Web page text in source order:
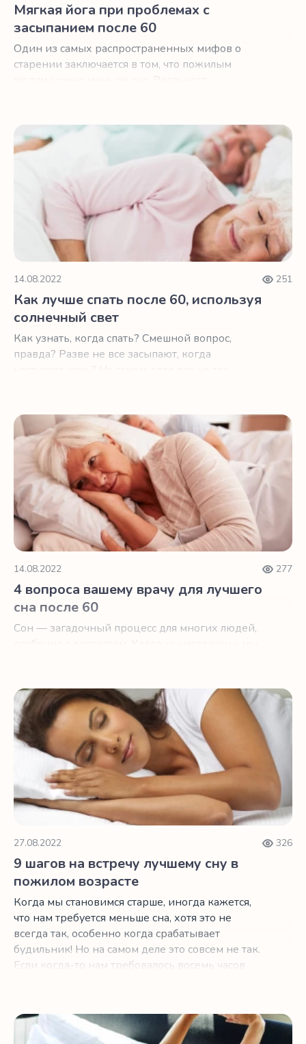
Мягкая йога при проблемах с
засыпанием после 60
Один из самых распространенных мифов о
старении заключается в том, что пожилым
Как лучше спать после 60, используя солнечный свет
14.08.2022 251
Как лучше спать после 60, используя
солнечный свет
Как узнать, когда спать? Смешной вопрос,
правда? Разве не все засыпают, когда
4 вопроса вашему врачу для лучшего сна после 60
14.08.2022 277
4 вопроса вашему врачу для лучшего
сна после 60
Сон — загадочный процесс для многих людей,
9 шагов на встречу лучшему сну в пожилом возрасте
27.08.2022 326
9 шагов на встречу лучшему сну в
пожилом возрасте
Когда мы становимся старше, иногда кажется,
что нам требуется меньше сна, хотя это не
всегда так, особенно когда срабатывает
будильник! Но на самом деле это совсем не так.
Если когда-то нам требовалось восемь часов
3 удивительных вечерних перекуса для лучшего сна